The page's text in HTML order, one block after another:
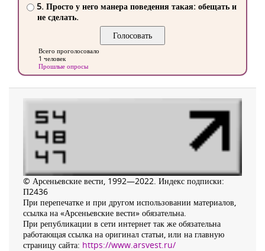
5. Просто у него манера поведения такая: обещать и
не сделать.
Всего проголосовало
1 человек
Прошлые опросы
© Арсеньевские вести, 1992—2022. Индекс подписки:
П2436
При перепечатке и при другом использовании материалов,
ссылка на «Арсеньевские вести» обязательна.
При републикации в сети интернет так же обязательна
работающая ссылка на оригинал статьи, или на главную
страницу сайта: https://www.arsvest.ru/